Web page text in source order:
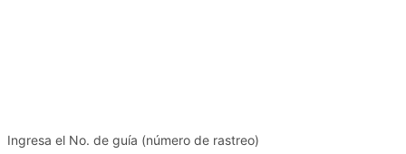
Ingresa el No. de guía (número de rastreo)